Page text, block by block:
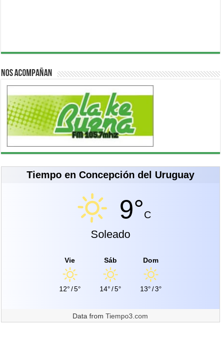
Nos acompañan
Tiempo en Concepción del Uruguay
9°C
Soleado
Vie
12°/5°
Sáb
14°/5°
Dom
13°/3°
Data fromTiempo3.com